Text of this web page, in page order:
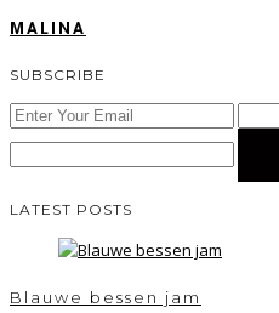
MALINA
SUBSCRIBE
LATEST POSTS
Blauwe bessen jam